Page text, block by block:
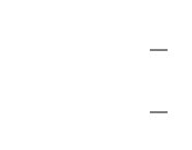
—
—